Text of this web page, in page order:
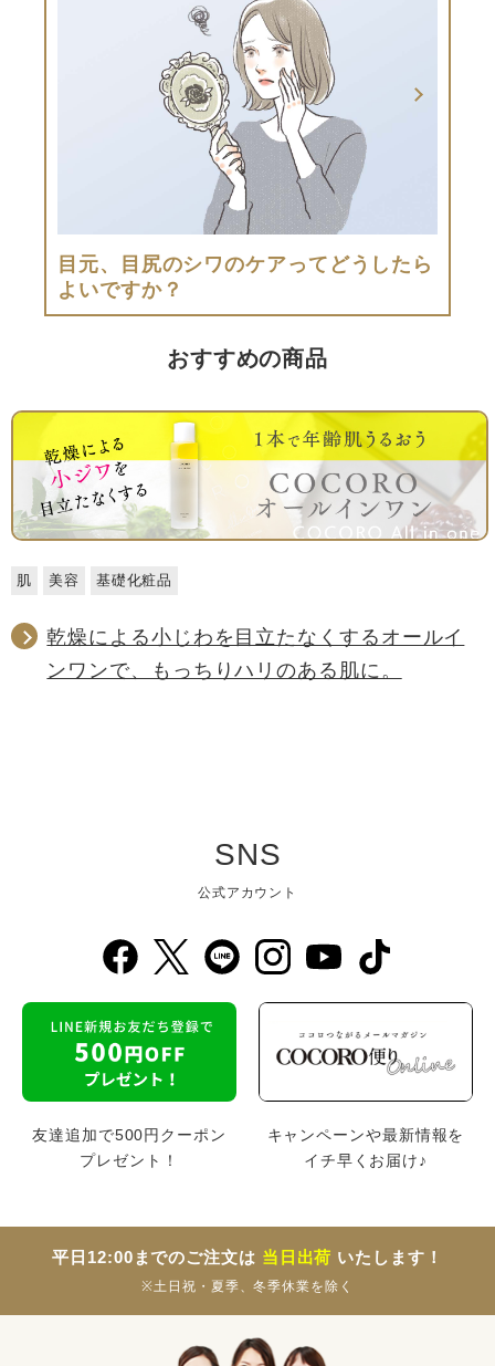
目元、目尻のシワのケアってどうしたら
よいですか？
おすすめの商品
肌 美容 基礎化粧品
乾燥による小じわを目立たなくするオールイ
ンワンで、もっちりハリのある肌に。
SNS
公式アカウント
友達追加で500円クーポン
プレゼント！
キャンペーンや最新情報を
イチ早くお届け♪
平日12:00までのご注文は 当日出荷 いたします！
※土日祝・夏季、冬季休業を除く